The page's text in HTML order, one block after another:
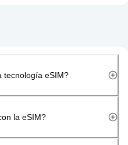
tecnología eSIM?
la eSIM?